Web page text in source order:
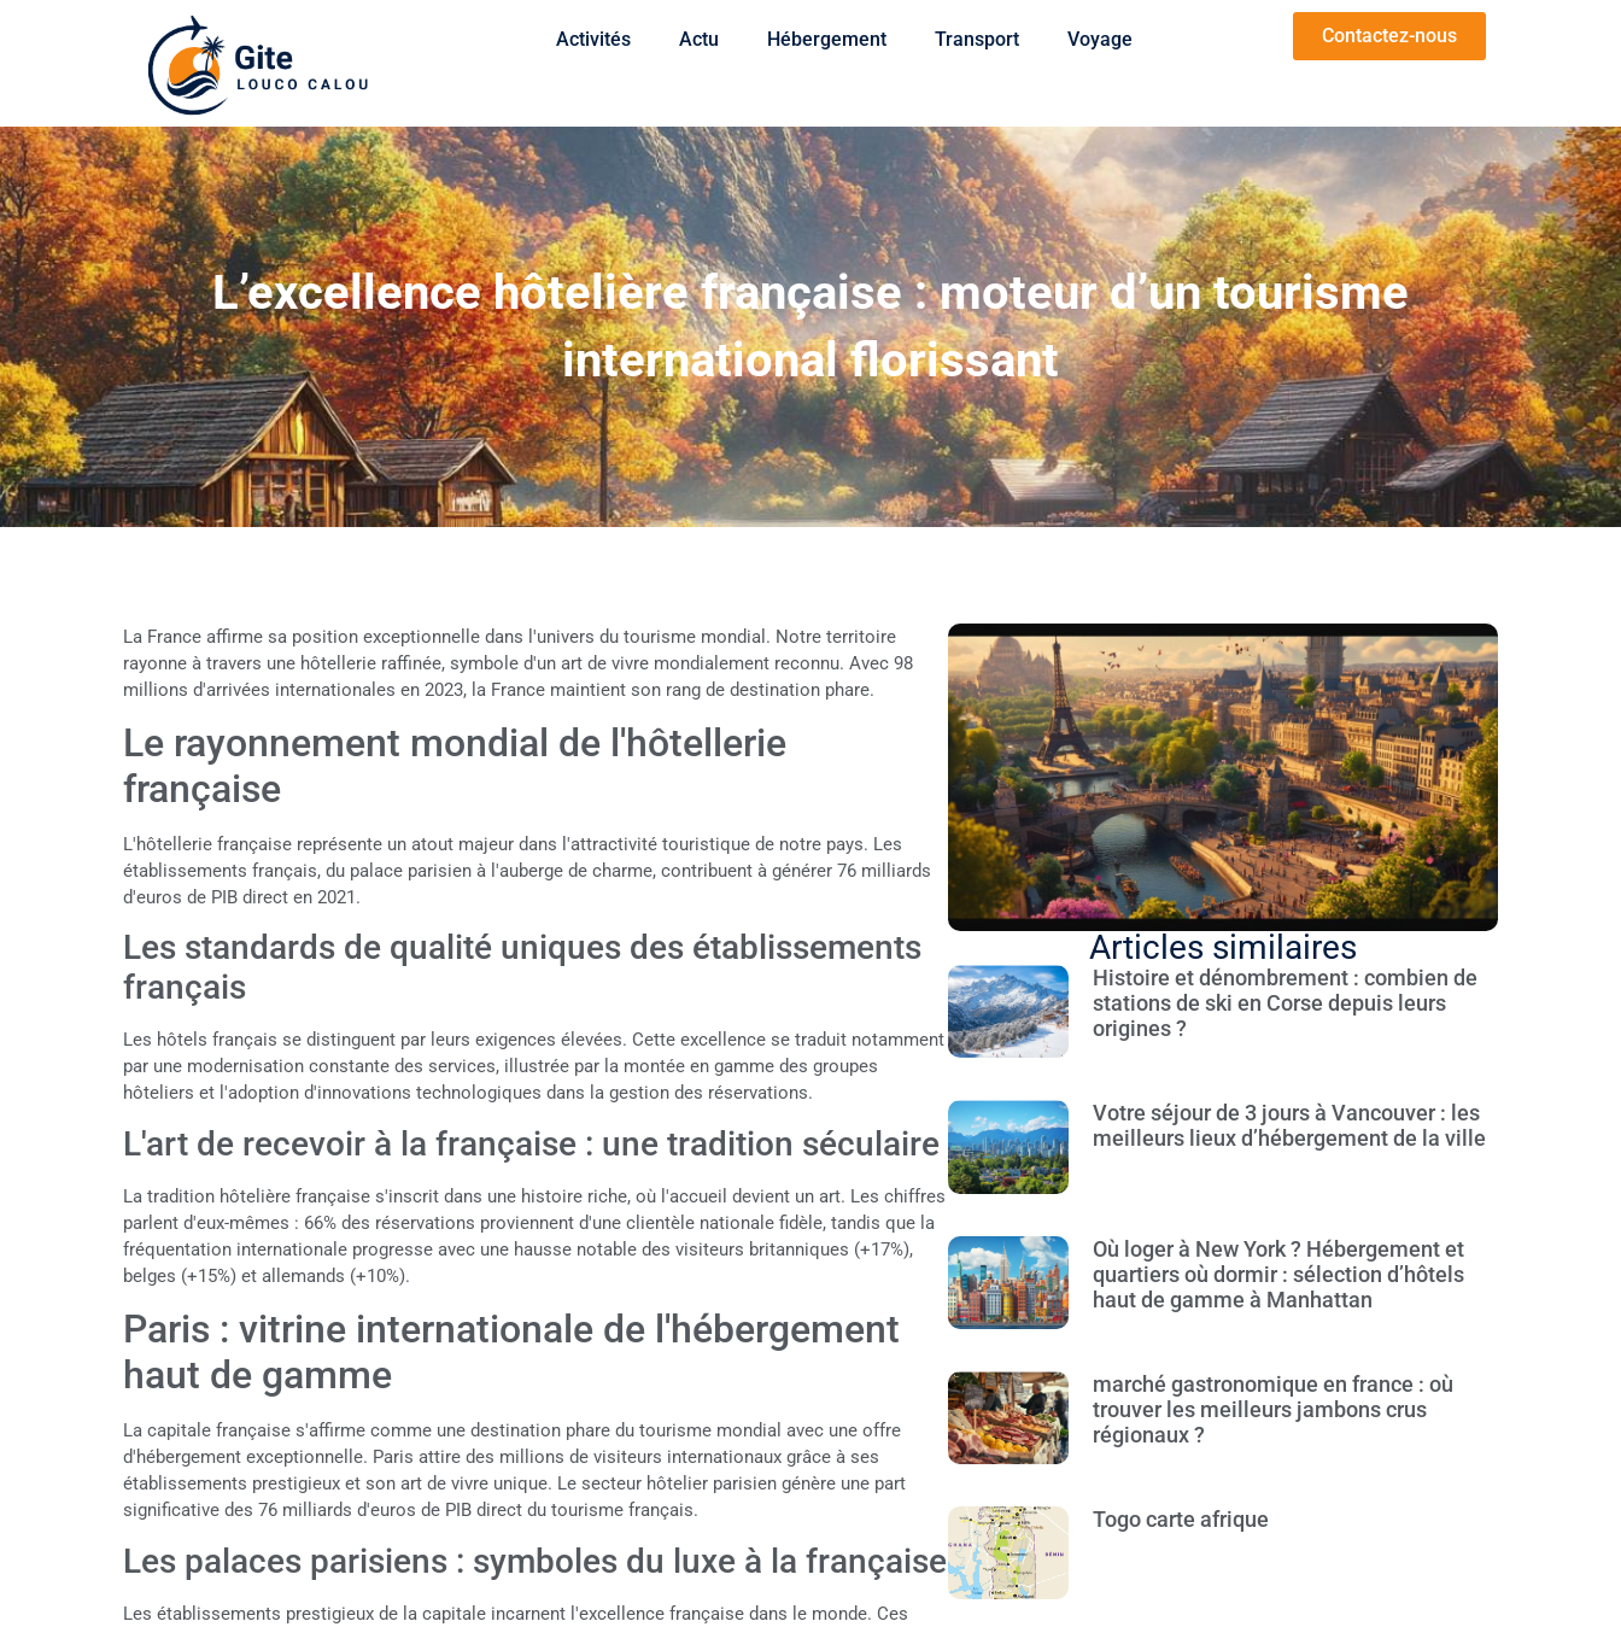
Activités Actu Hébergement Transport Voyage Contactez-nous
L’excellence hôtelière française : moteur d’un tourisme
international florissant
La France affirme sa position exceptionnelle dans l'univers du tourisme mondial. Notre territoire
rayonne à travers une hôtellerie raffinée, symbole d'un art de vivre mondialement reconnu. Avec 98
millions d'arrivées internationales en 2023, la France maintient son rang de destination phare.
Le rayonnement mondial de l'hôtellerie
française
L'hôtellerie française représente un atout majeur dans l'attractivité touristique de notre pays. Les
établissements français, du palace parisien à l'auberge de charme, contribuent à générer 76 milliards
d'euros de PIB direct en 2021.
Les standards de qualité uniques des établissements
français
Les hôtels français se distinguent par leurs exigences élevées. Cette excellence se traduit notamment
par une modernisation constante des services, illustrée par la montée en gamme des groupes
hôteliers et l'adoption d'innovations technologiques dans la gestion des réservations.
L'art de recevoir à la française : une tradition séculaire
La tradition hôtelière française s'inscrit dans une histoire riche, où l'accueil devient un art. Les chiffres
parlent d'eux-mêmes : 66% des réservations proviennent d'une clientèle nationale fidèle, tandis que la
fréquentation internationale progresse avec une hausse notable des visiteurs britanniques (+17%),
belges (+15%) et allemands (+10%).
Paris : vitrine internationale de l'hébergement
haut de gamme
La capitale française s'affirme comme une destination phare du tourisme mondial avec une offre
d'hébergement exceptionnelle. Paris attire des millions de visiteurs internationaux grâce à ses
établissements prestigieux et son art de vivre unique. Le secteur hôtelier parisien génère une part
significative des 76 milliards d'euros de PIB direct du tourisme français.
Les palaces parisiens : symboles du luxe à la française
Les établissements prestigieux de la capitale incarnent l'excellence française dans le monde. Ces
Articles similaires
Histoire et dénombrement : combien de
stations de ski en Corse depuis leurs
origines ?
Votre séjour de 3 jours à Vancouver : les
meilleurs lieux d’hébergement de la ville
Où loger à New York ? Hébergement et
quartiers où dormir : sélection d’hôtels
haut de gamme à Manhattan
marché gastronomique en france : où
trouver les meilleurs jambons crus
régionaux ?
Togo carte afrique